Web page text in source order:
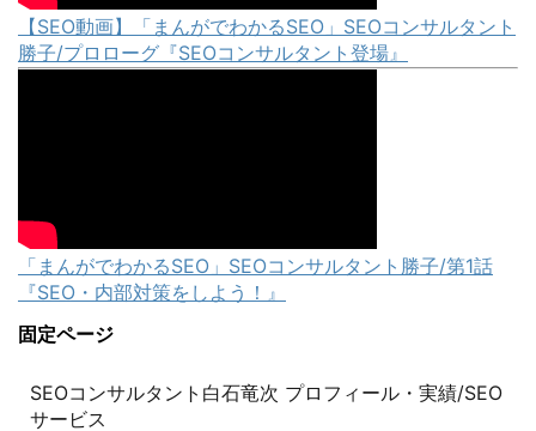
【SEO動画】「まんがでわかるSEO」SEOコンサルタント
勝子/プロローグ『SEOコンサルタント登場』
「まんがでわかるSEO」SEOコンサルタント勝子/第1話
『SEO・内部対策をしよう！』
固定ページ
SEOコンサルタント白石竜次 プロフィール・実績/SEO
サービス